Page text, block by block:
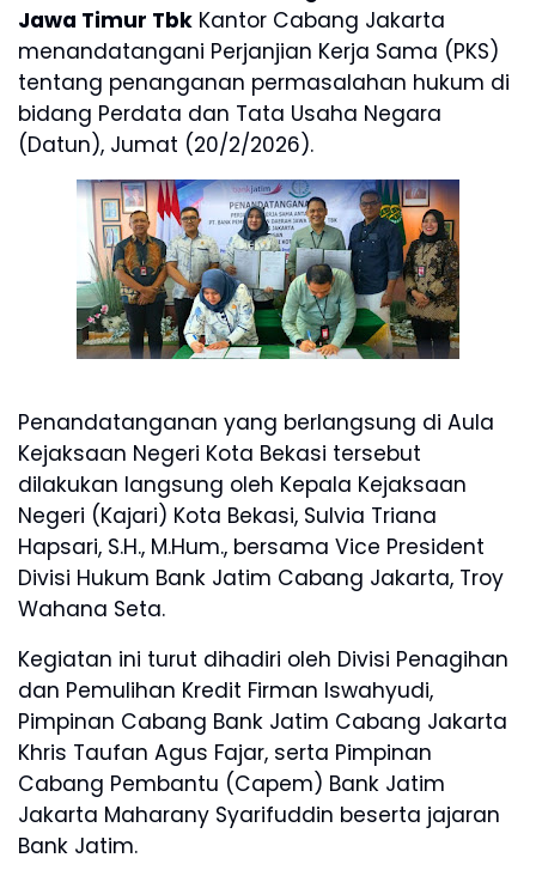
Jawa Timur Tbk Kantor Cabang Jakarta
menandatangani Perjanjian Kerja Sama (PKS)
tentang penanganan permasalahan hukum di
bidang Perdata dan Tata Usaha Negara
(Datun), Jumat (20/2/2026).
Penandatanganan yang berlangsung di Aula
Kejaksaan Negeri Kota Bekasi tersebut
dilakukan langsung oleh Kepala Kejaksaan
Negeri (Kajari) Kota Bekasi, Sulvia Triana
Hapsari, S.H., M.Hum., bersama Vice President
Divisi Hukum Bank Jatim Cabang Jakarta, Troy
Wahana Seta.
Kegiatan ini turut dihadiri oleh Divisi Penagihan
dan Pemulihan Kredit Firman Iswahyudi,
Pimpinan Cabang Bank Jatim Cabang Jakarta
Khris Taufan Agus Fajar, serta Pimpinan
Cabang Pembantu (Capem) Bank Jatim
Jakarta Maharany Syarifuddin beserta jajaran
Bank Jatim.